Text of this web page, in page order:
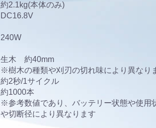
約2.1kg(本体のみ)
DC16.8V
240W
生木 約40mm
※樹木の種類や刈刃の切れ味により異なり
約2秒/1サイクル
約1000本
※参考数値であり、バッテリー状態や使用
や切断径により異なります